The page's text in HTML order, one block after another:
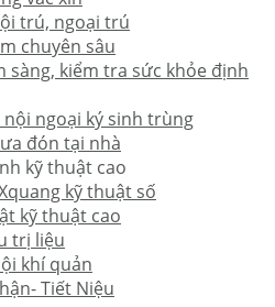
trú, ngoại trú
chuyên sâu
sàng, kiểm tra sức khỏe định
ngoại ký sinh trùng
đón tại nhà
kỹ thuật cao
kỹ thuật số
kỹ thuật cao
trị liệu
khí quản
Tiết Niệu